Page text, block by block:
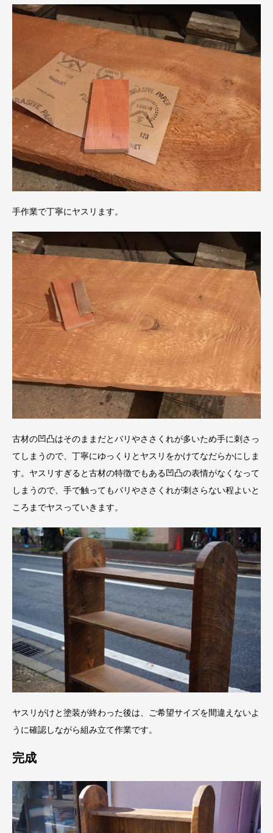
手作業で丁寧にヤスリます。
古材の凹凸はそのままだとバリやささくれが多いため手に刺さっ
てしまうので、丁寧にゆっくりとヤスリをかけてなだらかにしま
す。ヤスリすぎると古材の特徴でもある凹凸の表情がなくなって
しまうので、手で触ってもバリやささくれが刺さらない程よいと
ころまでヤスっていきます。
ヤスリがけと塗装が終わった後は、ご希望サイズを間違えないよ
うに確認しながら組み立て作業です。
完成